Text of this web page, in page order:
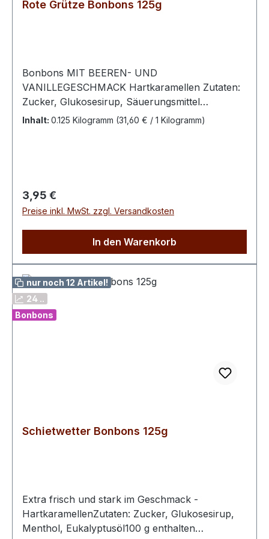
Rote Grütze Bonbons 125g
Bonbons MIT BEEREN- UND
VANILLEGESCHMACK Hartkaramellen Zutaten:
Zucker, Glukosesirup, Säuerungsmittel
Zitronensäure, Aromen, Farbstoffe Beta Carotin,
gEiweiß 0,1 gSalz 0,1 g
Inhalt: 0.125 Kilogramm (31,60 € / 1 Kilogramm)
Regulärer Preis:
3,95 €
Preise inkl. MwSt. zzgl. Versandkosten
In den Warenkorb
nur noch 12 Artikel!
24 ..
Bonbons
Schietwetter Bonbons 125g
Extra frisch und stark im Geschmack -
HartkaramellenZutaten: Zucker, Glukosesirup,
Menthol, Eukalyptusöl100 g enthalten